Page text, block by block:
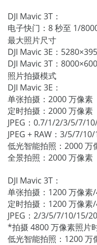
DJI Mavic 3T：
电子快门：8 秒至 1/
最大照片尺寸
DJI Mavic 3E：
DJI Mavic 3T：
照片拍摄模式
DJI Mavic 3E：
单张拍摄：2000 万像素
定时拍摄：2000 万像素
JPEG：0.7/1/2/3/5/7/
JPEG + RAW：3/5/7/
低光智能拍照：2000 万
全景拍照：2000 万像素
DJI Mavic 3T：
单张拍摄：1200 万像素
定时拍摄：1200 万像素
JPEG：2/3/5/7/10/15/
*拍摄 4800 万像素照片
低光智能拍照：1200 万